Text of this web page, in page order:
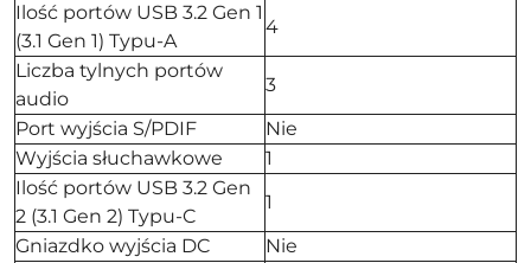
Ilość portów USB 3.2 Gen 1
(3.1 Gen 1) Typu-A
4
Liczba tylnych portów
audio
3
Port wyjścia S/PDIF
Nie
Wyjścia słuchawkowe
1
Ilość portów USB 3.2 Gen
2 (3.1 Gen 2) Typu-C
1
Gniazdko wyjścia DC
Nie